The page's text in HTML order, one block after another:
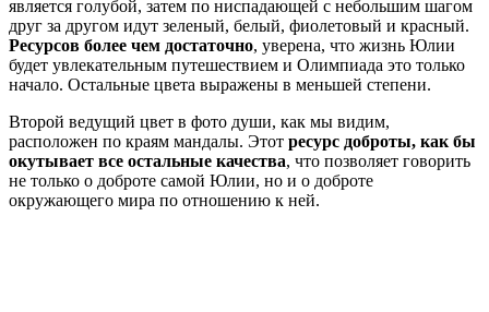
является голубой, затем по ниспадающей с небольшим шагом
друг за другом идут зеленый, белый, фиолетовый и красный.
Ресурсов более чем достаточно, уверена, что жизнь Юлии
будет увлекательным путешествием и Олимпиада это только
начало. Остальные цвета выражены в меньшей степени.
Второй ведущий цвет в фото души, как мы видим,
расположен по краям мандалы. Этот ресурс доброты, как бы
окутывает все остальные качества, что позволяет говорить
не только о доброте самой Юлии, но и о доброте
окружающего мира по отношению к ней.